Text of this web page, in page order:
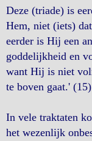
Deze (triade) is
Hem, niet (iets)
eerder is Hij een
goddelijkheid en
want Hij is niet
te boven gaat.' (15)
In vele traktaten
het wezenlijk